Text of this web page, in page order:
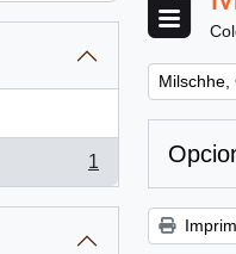
1
Remove
Milschhe,